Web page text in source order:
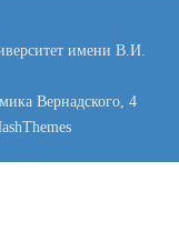
имени В.И.
Вернадского, 4